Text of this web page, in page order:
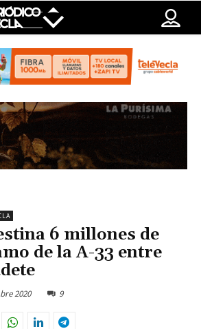
6 millones de
de la A-33 entre
2020 9